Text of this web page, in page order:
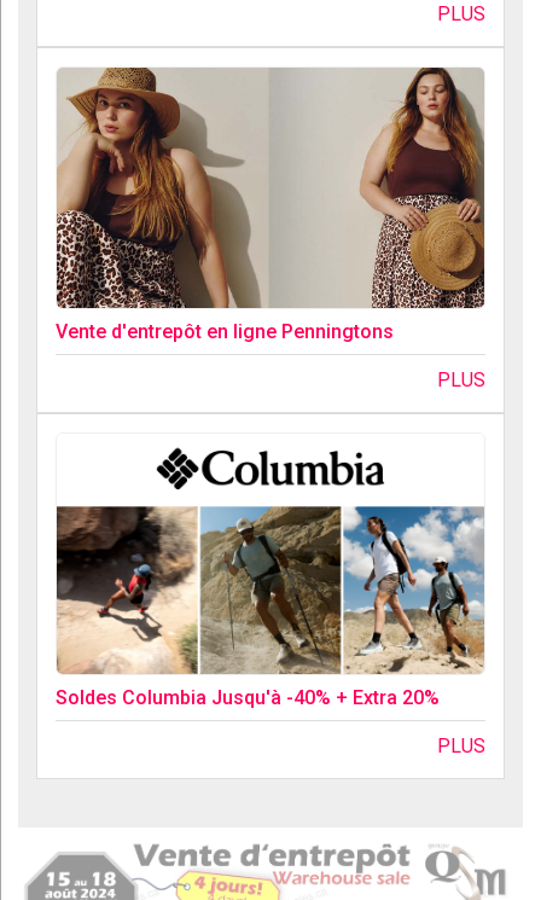
PLUS
Vente d'entrepôt en ligne Penningtons
PLUS
Soldes Columbia Jusqu'à -40% + Extra 20%
PLUS